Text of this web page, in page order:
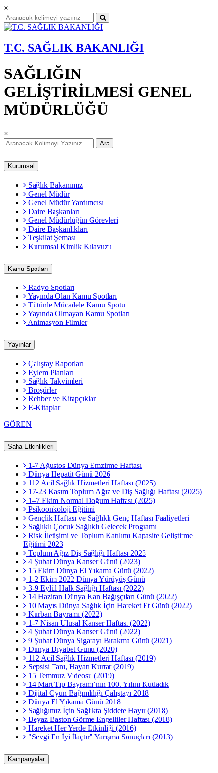
×
T.C. SAĞLIK BAKANLIĞI
SAĞLIĞIN
GELİŞTİRİLMESİ GENEL
MÜDÜRLÜĞÜ
×
Ara
Kurumsal
Sağlık Bakanımız
Genel Müdür
Genel Müdür Yardımcısı
Daire Başkanları
Genel Müdürlüğün Görevleri
Daire Başkanlıkları
Teşkilat Şeması
Kurumsal Kimlik Kılavuzu
Kamu Spotları
Radyo Spotları
Yayında Olan Kamu Spotları
Tütünle Mücadele Kamu Spotu
Yayında Olmayan Kamu Spotları
Animasyon Filmler
Yayınlar
Çalıştay Raporları
Eylem Planları
Sağlık Takvimleri
Broşürler
Rehber ve Kitapçıklar
E-Kitaplar
GÖREN
Saha Etkinlikleri
1-7 Ağustos Dünya Emzirme Haftası
Dünya Hepatit Günü 2026
112 Acil Sağlık Hizmetleri Haftası (2025)
17-23 Kasım Toplum Ağız ve Diş Sağlığı Haftası (2025)
1–7 Ekim Normal Doğum Haftası (2025)
Psikoonkoloji Eğitimi
Gençlik Haftası ve Sağlıklı Genç Haftası Faaliyetleri
Sağlıklı Çocuk Sağlıklı Gelecek Programı
Risk İletişimi ve Toplum Katılımı Kapasite Geliştirme
Eğitimi 2023
Toplum Ağız Diş Sağlığı Haftası 2023
4 Şubat Dünya Kanser Günü (2023)
15 Ekim Dünya El Yıkama Günü (2022)
1-2 Ekim 2022 Dünya Yürüyüş Günü
3-9 Eylül Halk Sağlığı Haftası (2022)
14 Haziran Dünya Kan Bağışçıları Günü (2022)
10 Mayıs Dünya Sağlık İçin Hareket Et Günü (2022)
Kurban Bayramı (2022)
1-7 Nisan Ulusal Kanser Haftası (2022)
4 Şubat Dünya Kanser Günü (2022)
9 Şubat Dünya Sigarayı Bırakma Günü (2021)
Dünya Diyabet Günü (2020)
112 Acil Sağlık Hizmetleri Haftası (2019)
Sepsisi Tanı, Hayatı Kurtar (2019)
15 Temmuz Videosu (2019)
14 Mart Tıp Bayramı’nın 100. Yılını Kutladık
Dijital Oyun Bağımlılığı Çalıştayı 2018
Dünya El Yıkama Günü 2018
Sağlığımız İçin Sağlıkta Şiddete Hayır (2018)
Beyaz Baston Görme Engelliler Haftası (2018)
Hareket Her Yerde Etkinliği (2016)
"Sevgi En İyi İlaçtır" Yarışma Sonuçları (2013)
Kampanyalar